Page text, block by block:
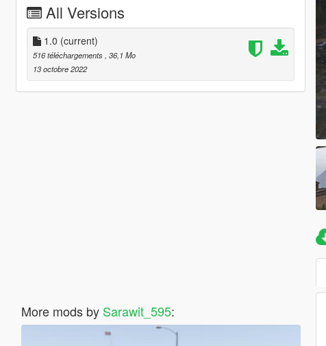
All Versions
1.0 (current)
516 téléchargements , 36,1 Mo
13 octobre 2022
More mods by Sarawit_595: